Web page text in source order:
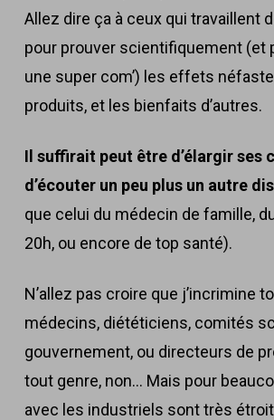
Allez dire ça à ceux qui travaillent
pour prouver scientifiquement (et
une super com’) les effets
produits, et les bienfaits d’autres.
Il suffirait peut être d’élargir ses
d’écouter un peu plus un autre
que celui du médecin de famille,
20h, ou encore de top santé).
N’allez pas croire que j’incrimine
médecins, diététiciens, comités
gouvernement, ou directeurs de
tout genre, non… Mais pour
avec les industriels sont très